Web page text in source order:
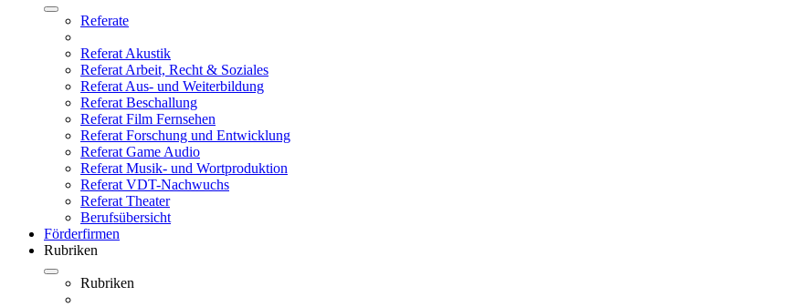
Referate
Referat Akustik
Referat Arbeit, Recht & Soziales
Referat Aus- und Weiterbildung
Referat Beschallung
Referat Film Fernsehen
Referat Forschung und Entwicklung
Referat Game Audio
Referat Musik- und Wortproduktion
Referat VDT-Nachwuchs
Referat Theater
Berufsübersicht
Förderfirmen
Rubriken
Rubriken